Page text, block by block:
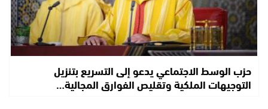
حزب الوسط الاجتماعي يدعو إلى التسريع بتنزيل
التوجيهات الملكية وتقليص الفوارق المجالية…